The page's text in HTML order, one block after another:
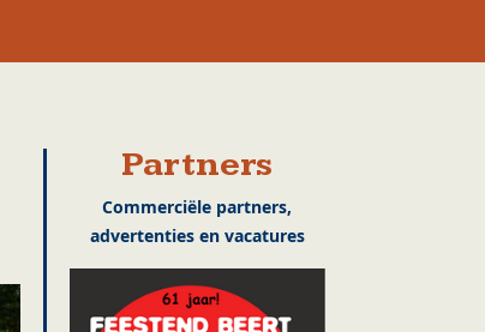
Partners
Commerciële partners,
advertenties en vacatures